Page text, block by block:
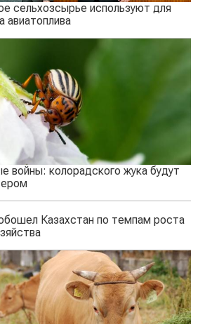
сельхозсырье используют для
авиатоплива
войны: колорадского жука будут
Казахстан по темпам роста